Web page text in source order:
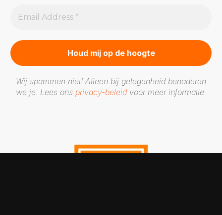
Wij spammen niet! Alleen bij gelegenheid benaderen
we je. Lees ons privacy-beleidvoor meer informatie.